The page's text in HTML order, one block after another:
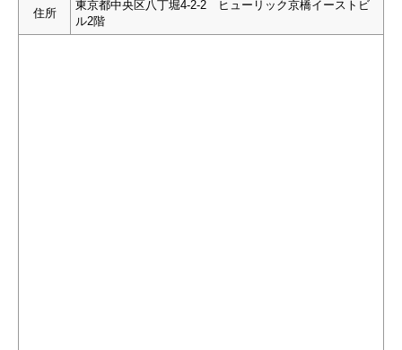
住所
東京都中央区八丁堀4-2-2 ヒューリック京橋イーストビ
ル2階